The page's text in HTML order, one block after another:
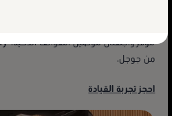
من جوجل.
احجز تجربة القيادة